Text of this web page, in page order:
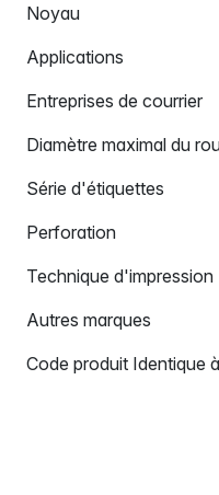
Noyau
Applications
Entreprises de courrier
Diamètre maximal du
Série d'étiquettes
Perforation
Technique d'impression
Autres marques
Code produit Identique à